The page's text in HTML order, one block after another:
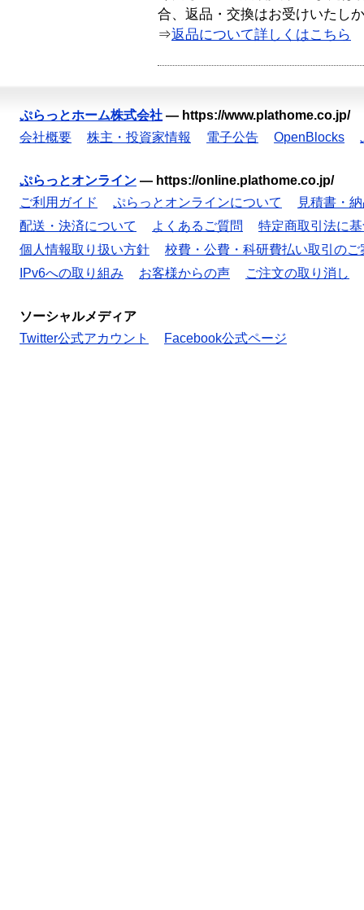
合、返品・交換はお受けいたし
⇒返品について詳しくはこちら
ぷらっとホーム株式会社 — https://www.plathome.co.jp/
会社概要
株主・投資家情報 電子公告 OpenBlocks
ぷらっとオンライン — https://online.plathome.co.jp/
ご利用ガイド
ぷらっとオンラインについて
見積書・
配送・決済について
よくあるご質問
特定商取引法に
個人情報取り扱い方針
校費・公費・科研費払い取引のご
IPv6への取り組み
お客様からの声 ご注文の取り消し
ソーシャルメディア
Twitter公式アカウント
Facebook公式ページ